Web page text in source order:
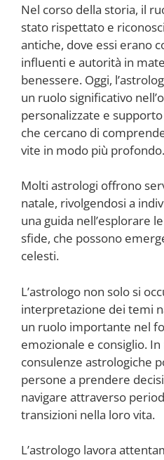
Nel corso della storia, il
stato rispettato e
antiche, dove essi erano
influenti e autorità in
benessere. Oggi,
un ruolo significativo
personalizzate e
che cercano di
vite in modo più profondo.
Molti astrologi offrono
natale, rivolgendosi a
una guida nell’esplorare
sfide, che possono
celesti.
L’astrologo non solo si
interpretazione dei temi
un ruolo importante nel
emozionale e consiglio.
consulenze astrologiche
persone a prendere
navigare attraverso
transizioni nella loro vita.
L’astrologo lavora